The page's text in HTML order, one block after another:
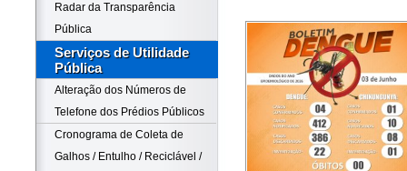
Radar da Transparência
Pública
Serviços de Utilidade
Pública
Alteração dos Números de
Telefone dos Prédios Públicos
Cronograma de Coleta de
Galhos / Entulho / Reciclável /